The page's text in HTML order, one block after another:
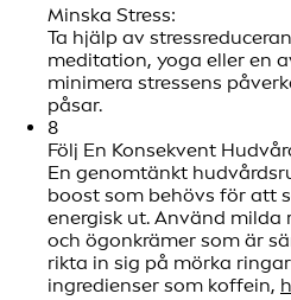
Minska Stress:
Ta hjälp av
meditation, yoga eller en
minimera stressens
påsar.
8
Följ En Konsekvent
En genomtänkt
boost som behövs för att
energisk ut. Använd
och ögonkrämer som är
rikta in sig på mörka
ingredienser som koffein,